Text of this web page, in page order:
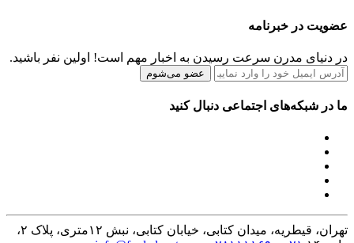
عضویت در خبرنامه
در دنیای مدرن سرعت رسیدن به اخبار مهم است! اولین نفر باشید.
عضو می‌شوم
ما در شبکه‌های اجتماعی دنبال کنید
تهران، قیطریه، میدان کتابی، خیابان کتابی، نبش ۱۲متری، پلاک ۲،